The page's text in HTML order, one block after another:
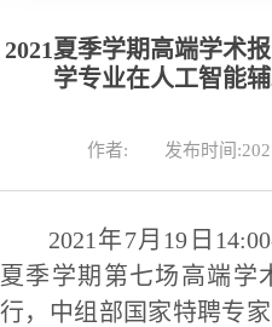
2021夏季学期高端学术
学专业在人工智能
作者: 发布时间
2021年7月19 日 14
夏季学期第七场高端学
行，中组部国家特聘专家